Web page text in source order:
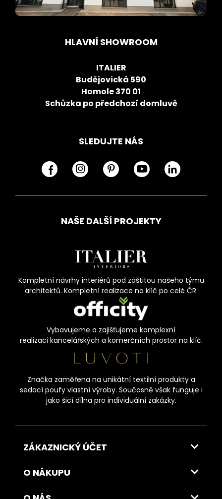
HLAVNÍ SHOWROOM
ITALIER
Budějovická 590
Homole 370 01
Schůzka po předchozí domluvě
SLEDUJTE NÁS
NAŠE DALŠÍ PROJEKTY
Kompletní návrhy interiérů pod záštitou našeho týmu
architektů. Kompletní realizace na klíč po celé ČR.
Vybavujeme a zajišťujeme komplexní
realizaci kancelářských a komerčních prostor na klíč.
Značka zaměřena na unikátní textilní produkty a
sedací poufy vlastní výroby. Současně však funguje i
jako šicí dílna pro individuální zakázky.
ZÁKAZNICKÝ ÚČET
O NÁKUPU